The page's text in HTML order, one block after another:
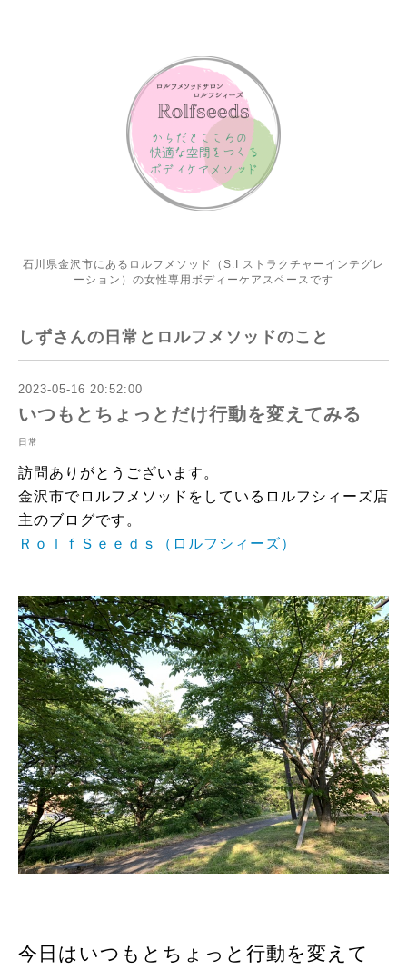
石川県金沢市にあるロルフメソッド（S.I ストラクチャーインテグレ
ーション）の女性専用ボディーケアスペースです
しずさんの日常とロルフメソッドのこと
2023-05-16 20:52:00
いつもとちょっとだけ行動を変えてみる
日常
訪問ありがとうございます。
金沢市でロルフメソッドをしているロルフシィーズ店
主のブログです。
ＲｏｌｆＳｅｅｄｓ（ロルフシィーズ）
今日はいつもとちょっと行動を変えて